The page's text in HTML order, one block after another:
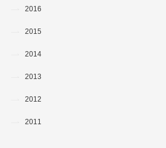
2016
2015
2014
2013
2012
2011